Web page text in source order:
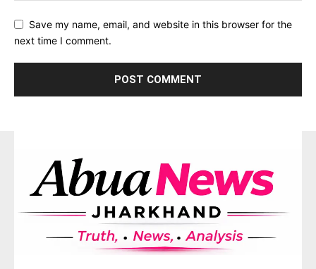
Save my name, email, and website in this browser for the
next time I comment.